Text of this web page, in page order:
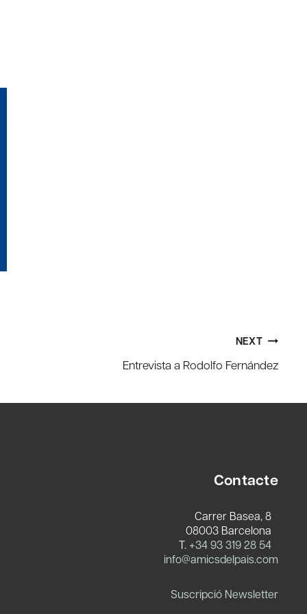
NEXT
Entrevista a Rodolfo Fernández
Contacte
Carrer Basea, 8
08003 Barcelona
T. +34 93 319 28 54
info@amicsdelpais.com
Suscripció Newsletter